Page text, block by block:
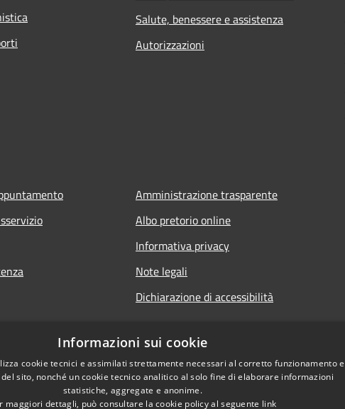
Salute, benessere e assistenza
Autorizzazioni
Amministrazione trasparente
Albo pretorio online
Informativa privacy
Note legali
Dichiarazione di accessibilità
Informazioni sui cookie
cookie tecnici e assimilati strettamente necessari al corretto funzionamento e
sito, nonché un cookie tecnico analitico al solo fine di elaborare informazioni
statistiche, aggregate e anonime.
maggiori dettagli, può consultare la cookie policy al seguente link